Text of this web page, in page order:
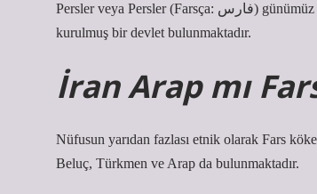
Persler veya Persler (Farsça: فارس) günümüz İran topraklarındaki İran topluluklarından biridir. Günümüzde Persler tarafından
kurulmuş bir devlet bulunmaktadır.
İran Arap mı
Nüfusun yarıdan fazlası etnik olarak Fars
Beluç, Türkmen ve Arap da bulunmaktadır.